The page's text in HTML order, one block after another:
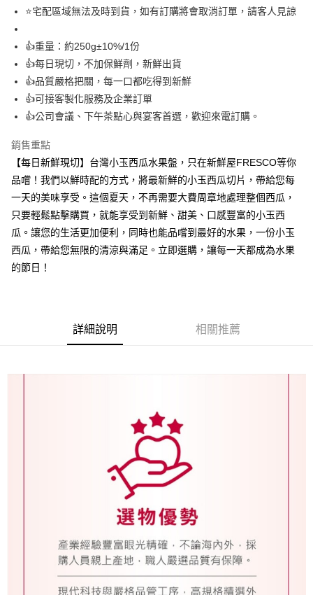
ATM付款
運送方式
常溫宅配
每筆NT$225
鮮時配（台北市全區、新北市板橋、三重、中和、永和、新店、新
⭐宅配區域無法及時到貨，如有訂購將會取消訂單，請客人見諒
👍重量：約250g±10%/1份
👍每日現切，不加保鮮劑，新鮮出貨
👍品質嚴格把關，每一口都吃得到新鮮
👍可接客製化服務及企業訂單
👍公司會議、下午茶點心與宴客首選，歡迎來電訂購。
銷售重點
【每日新鮮現切】台灣小玉西瓜水果盤，只在新鮮屋FRESCO等你
品嚐！我們以鮮時配的方式，將最新鮮的小玉西瓜切片，帶給您每
一天的美味享受。這個夏天，不再需要大費周章地處理整個西瓜，
只要輕鬆點擊購買，就能享受到新鮮、甜美、口感豐富的小玉西
瓜。讓您的生活更加便利，同時也能品嚐到最好的水果，一份小玉
西瓜，帶給您無限的清涼與滿足。立即選購，讓每一天都成為水果
的節日！
詳細說明 相關推薦